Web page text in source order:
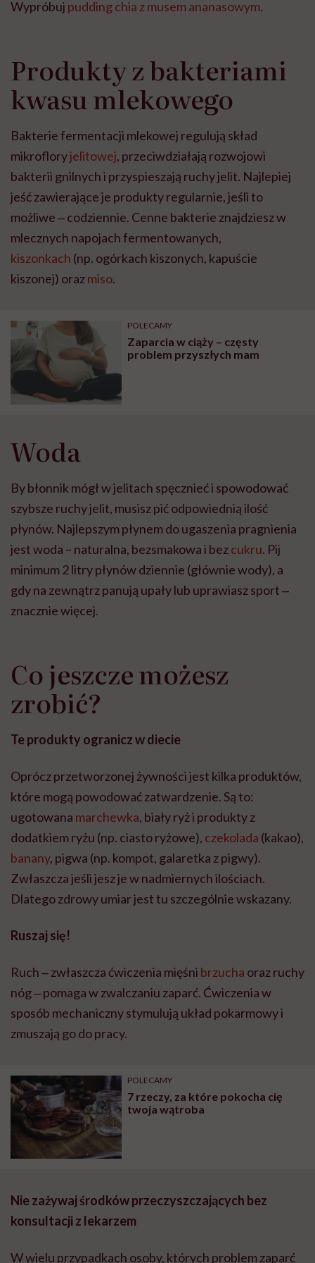
Wypróbuj pudding chia z musem ananasowym.
Produkty z bakteriami
kwasu mlekowego
Bakterie fermentacji mlekowej regulują skład
mikrofloryjelitowej, przeciwdziałają rozwojowi
bakterii gnilnych i przyspieszają ruchy jelit. Najlepiej
jeść zawierające je produkty regularnie, jeśli to
możliwe ‒ codziennie. Cenne bakterie znajdziesz w
mlecznych napojach fermentowanych,
kiszonkach (np. ogórkach kiszonych, kapuście
kiszonej) orazmiso.
POLECAMY
Zaparcia w ciąży – częsty
problem przyszłych mam
Woda
By błonnik mógł w jelitach spęcznieć i spowodować
szybsze ruchy jelit, musisz pić odpowiednią ilość
płynów. Najlepszym płynem do ugaszenia pragnienia
jest woda – naturalna, bezsmakowa i bezcukru. Pij
minimum 2 litry płynów dziennie (głównie wody), a
gdy na zewnątrz panują upały lub uprawiasz sport ‒
znacznie więcej.
Co jeszcze możesz
zrobić?
Te produkty ogranicz w diecie
Oprócz przetworzonej żywności jest kilka produktów,
które mogą powodować zatwardzenie. Są to:
ugotowana marchewka, biały ryż i produkty z
dodatkiem ryżu (np. ciasto ryżowe), czekolada (kakao),
banany, pigwa (np. kompot, galaretka z pigwy).
Zwłaszcza jeśli jesz je w nadmiernych ilościach.
Dlatego zdrowy umiar jest tu szczególnie wskazany.
Ruszaj się!
Ruch ‒ zwłaszcza ćwiczenia mięśni brzucha oraz ruchy
nóg ‒ pomaga w zwalczaniu zaparć. Ćwiczenia w
sposób mechaniczny stymulują układ pokarmowy i
zmuszają go do pracy.
POLECAMY
7 rzeczy, za które pokocha cię
twoja wątroba
Nie zażywaj środków przeczyszczających bez
konsultacji z lekarzem
W wielu przypadkach osoby, których problem zaparć